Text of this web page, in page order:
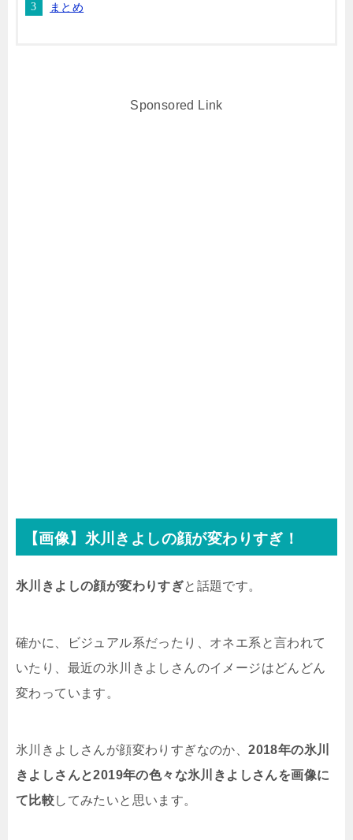
まとめ
Sponsored Link
【画像】氷川きよしの顔が変わりすぎ！
氷川きよしの顔が変わりすぎと話題です。
確かに、ビジュアル系だったり、オネエ系と言われて
いたり、最近の氷川きよしさんのイメージはどんどん
変わっています。
氷川きよしさんが顔変わりすぎなのか、2018年の氷川
きよしさんと2019年の色々な氷川きよしさんを画像に
て比較してみたいと思います。